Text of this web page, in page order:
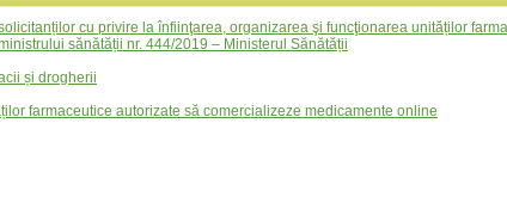
cu privire la înfiinţarea, organizarea şi funcţionarea unităților
sănătății nr. 444/2019 – Ministerul Sănătății
și drogherii
farmaceutice autorizate să comercializeze medicamente online